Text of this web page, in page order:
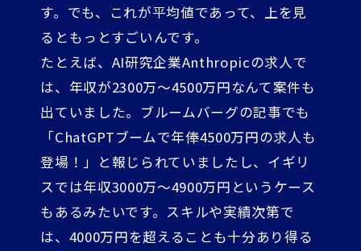
す。でも、これが平均値であって、上を見
るともっとすごいんです。
たとえば、AI研究企業Anthropicの求人で
は、年収が2300万～4500万円なんて案件も
出ていました。ブルームバーグの記事でも
「ChatGPTブームで年俸4500万円の求人も
登場！」と報じられていましたし、イギリ
スでは年収3000万～4900万円というケース
もあるみたいです。スキルや実績次第で
は、4000万円を超えることも十分あり得る